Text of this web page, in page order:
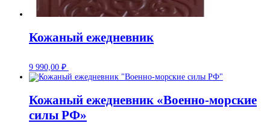
Кожаный ежедневник
9 990,00 ₽
Кожаный ежедневник «Военно-морские
силы РФ»